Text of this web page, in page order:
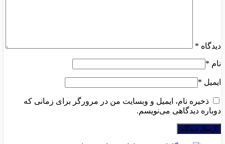
دیدگاه *
نام *
ایمیل *
ذخیره نام، ایمیل و وبسایت من در مرورگر برای زمانی که
دوباره دیدگاهی می‌نویسم.